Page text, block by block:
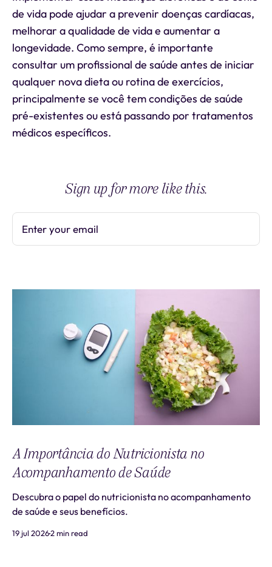
de vida pode ajudar a prevenir doenças cardíacas,
melhorar a qualidade de vida e aumentar a
longevidade. Como sempre, é importante
consultar um profissional de saúde antes de iniciar
qualquer nova dieta ou rotina de exercícios,
principalmente se você tem condições de saúde
pré-existentes ou está passando por tratamentos
médicos específicos.
Sign up for more like this.
Enter your email
A Importância do Nutricionista no
Acompanhamento de Saúde
Descubra o papel do nutricionista no acompanhamento
de saúde e seus benefícios.
19 jul 20262 min read